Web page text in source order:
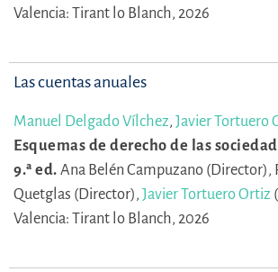
Valencia: Tirant lo Blanch, 2026
Las cuentas anuales
Manuel Delgado Vílchez, Javier Tortuero
Esquemas de derecho de las
9.ª ed. Ana Belén Campuzano (Director),
Quetglas (Director), Javier Tortuero Ortiz
Valencia: Tirant lo Blanch, 2026